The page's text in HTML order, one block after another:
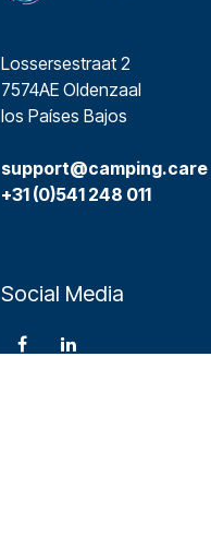
Lossersestraat 2
7574AE Oldenzaal
los Países Bajos
support@camping.care
+31 (0)541 248 011
Social Media